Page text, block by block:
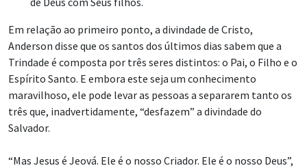
Em relação ao primeiro ponto, a divindade de Cristo,
Anderson disse que os santos dos últimos dias sabem que a
Trindade é composta por três seres distintos: o Pai, o Filho e o
Espírito Santo. E embora este seja um conhecimento
maravilhoso, ele pode levar as pessoas a separarem tanto os
três que, inadvertidamente, “desfazem” a divindade do
Salvador.
“Mas Jesus é Jeová. Ele é o nosso Criador. Ele é o nosso Deus”,